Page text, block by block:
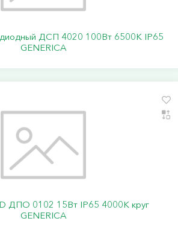
ДСП 4020 100Вт 6500К IP65
GENERICA
ДПО 0102 15Вт IP65 4000К круг
GENERICA